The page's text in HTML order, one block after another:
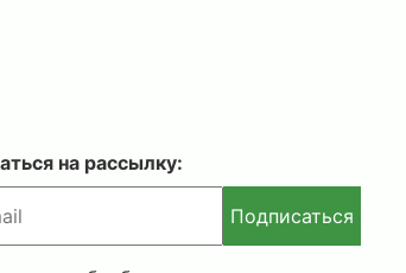
на рассылку:
Подписаться